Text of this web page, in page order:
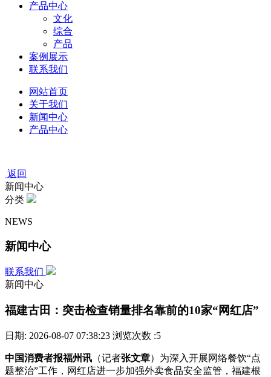
产品中心
文化
综合
产品
案例展示
联系我们
网站首页
关于我们
新闻中心
产品中心
返回
新闻中心
分类
NEWS
新闻中心
联系我们
新闻中心
福建古田：突击检查销量排名靠前的10家“网红店”
日期: 2026-08-07 07:38:23 浏览次数 :5
中国消费者报福州讯 （记者张文章）为深入开展网络餐饮“点
题整治”工作，网红店进一步加强外卖食品安全监管，福建根